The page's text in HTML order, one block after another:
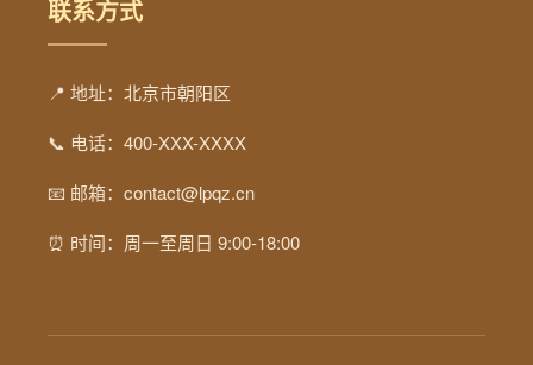
联系方式
📍 地址：北京市朝阳区
📞 电话：400-XXX-XXXX
📧 邮箱：contact@lpqz.cn
⏰ 时间：周一至周日 9:00-18:00